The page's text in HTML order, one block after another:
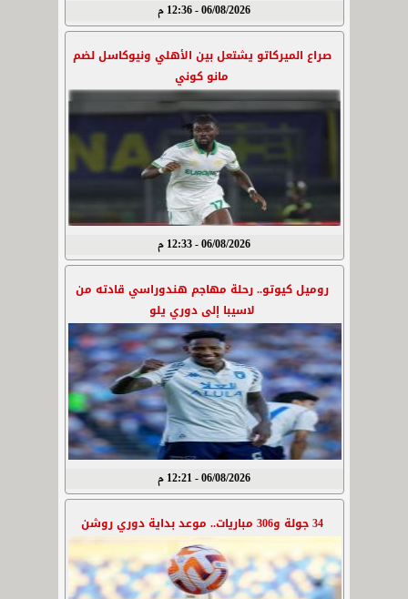
06/08/2026 - 12:36 م
صراع الميركاتو يشتعل بين الأهلي ونيوكاسل لضم
مانو كوني
06/08/2026 - 12:33 م
روميل كيوتو.. رحلة مهاجم هندوراسي قادته من
لاسيبا إلى دوري يلو
06/08/2026 - 12:21 م
34 جولة و306 مباريات.. موعد بداية دوري روشن